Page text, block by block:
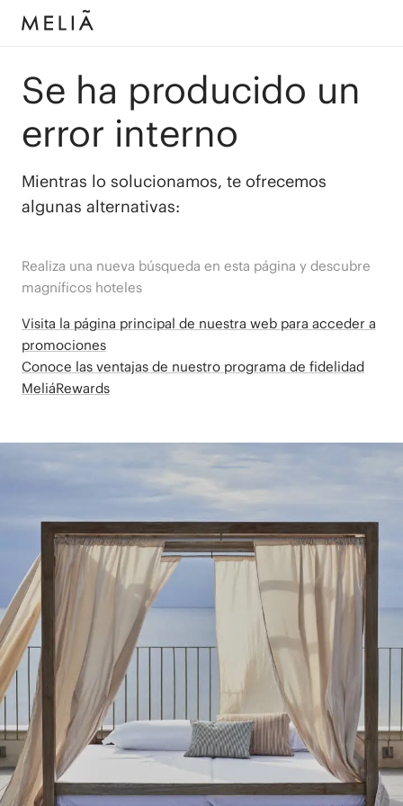
Se ha producido un
error interno
Mientras lo solucionamos, te ofrecemos
algunas alternativas:
Realiza una nueva búsqueda en esta página y descubre
magníficos hoteles
Visita la página principal de nuestra web para acceder a
promociones
Conoce las ventajas de nuestro programa de fidelidad
MeliáRewards